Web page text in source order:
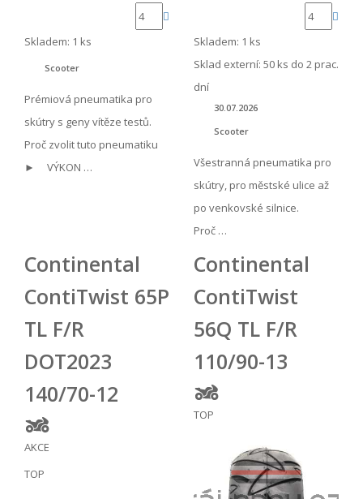
Skladem: 1 ks
Scooter
Prémiová pneumatika pro
skútry s geny vítěze testů.
Proč zvolit tuto pneumatiku
► VÝKON …
Skladem: 1 ks
Sklad externí: 50 ks do 2 prac.
dní
30.07.2026
Scooter
Všestranná pneumatika pro
skútry, pro městské ulice až
po venkovské silnice.
Proč …
Continental
ContiTwist 65P
TL F/R
DOT2023
140/70-12
AKCE
TOP
Continental
ContiTwist
56Q TL F/R
110/90-13
TOP